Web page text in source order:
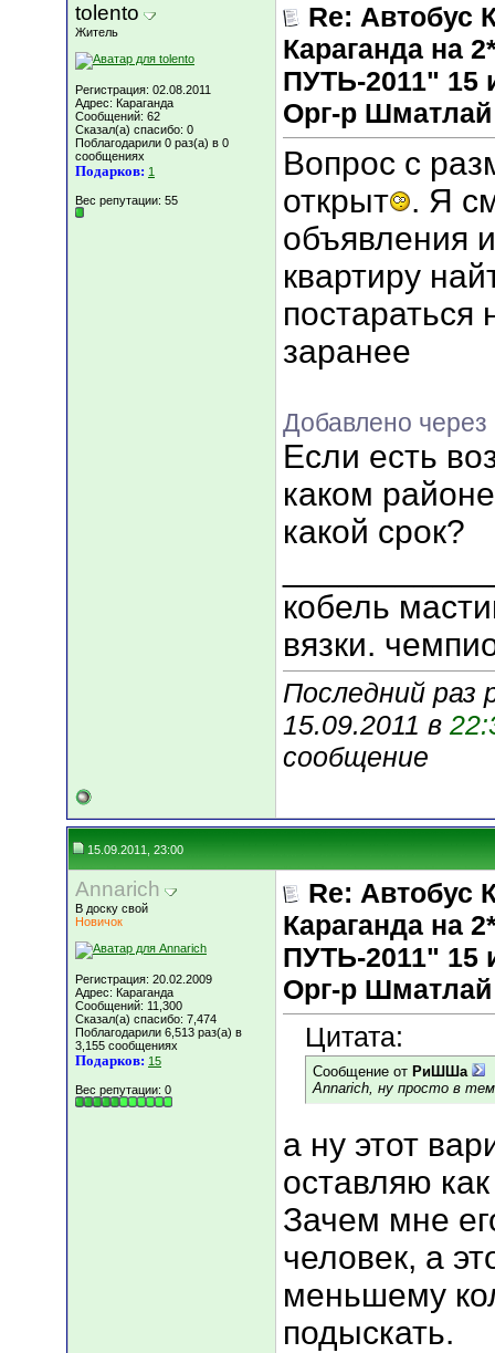
tolento
Житель
Регистрация: 02.08.2011
Адрес: Караганда
Сообщений: 62
Сказал(а) спасибо: 0
Поблагодарили 0 раз(а) в 0
сообщениях
Подарков: 1
Вес репутации: 55
Re: Автобус
Караганда на
ПУТЬ-2011" 15
Орг-р
Вопрос с
открыт
. Я
объявления
квартиру
постараться
заранее
Добавлено через
Если есть
каком
какой срок?
кобель
вязки.
Последний раз
15.09.2011 в
сообщение
15.09.2011, 23:00
Annarich
В доску свой
Новичок
Регистрация: 20.02.2009
Адрес: Караганда
Сообщений: 11,300
Сказал(а) спасибо: 7,474
Поблагодарили 6,513 раз(а) в
3,155 сообщениях
Подарков: 15
Вес репутации: 0
Re: Автобус
Караганда на
ПУТЬ-2011" 15
Орг-р
Цитата:
Сообщение от РиШШа
Annarich, ну просто в
а ну этот
оставляю
Зачем мне
человек, а
меньшему
подыскать.